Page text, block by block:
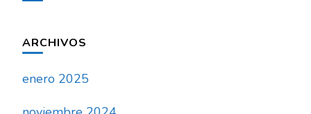
ARCHIVOS
enero 2025